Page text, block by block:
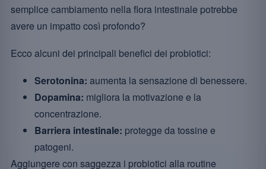
semplice cambiamento nella flora intestinale potrebbe
avere un impatto così profondo?
Ecco alcuni dei principali benefici dei probiotici:
Serotonina: aumenta la sensazione di benessere.
Dopamina: migliora la motivazione e la
concentrazione.
Barriera intestinale: protegge da tossine e
patogeni.
Aggiungere con saggezza i probiotici alla routine